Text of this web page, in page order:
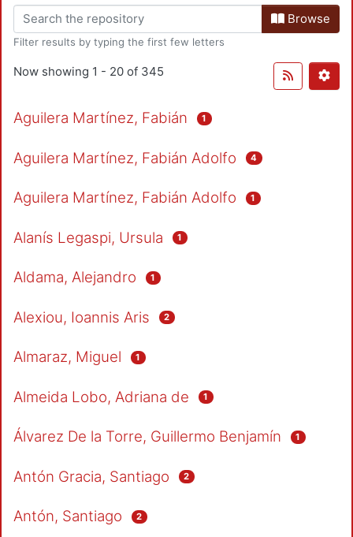
Browse
Filter results by typing the first few letters
Now showing 1 - 20 of 345
Aguilera Martínez, Fabián 1
Aguilera Martínez, Fabián Adolfo 4
Aguilera Martínez, Fabián Adolfo 1
Alanís Legaspi, Ursula 1
Aldama, Alejandro 1
Alexiou, Ioannis Aris 2
Almaraz, Miguel 1
Almeida Lobo, Adriana de 1
Álvarez De la Torre, Guillermo Benjamín 1
Antón Gracia, Santiago 2
Antón, Santiago 2